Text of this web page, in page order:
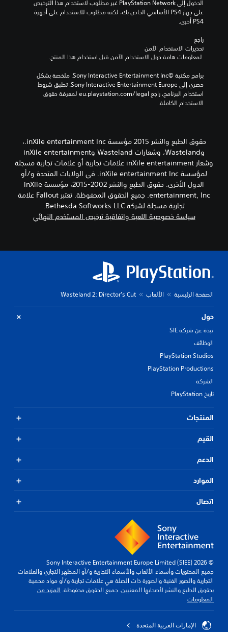
PS4 أخرى.
راجع
تحذيرات الاستخدام الآمن
الاستخدام الكاملة.
حقوق الطبع والنشر 2015 مؤسسة inXile entertainment Inc.،
وWasteland، وشعارات Wasteland وinXile entertainment
وشعار inXile entertainment علامات تجارية أو علامات تجارية مسجلة
لمؤسسة inXile entertainment Inc. في الولايات المتحدة و/أو
الدول الأخرى. حقوق الطبع والنشر 2002-2015، مؤسسة inXile
entertainment, Inc. جميع الحقوق المحفوظة. تعتبر Fallout علامة
تجارية مسجلة لشركة Bethesda Softworks LLC.
سياسة خصوصية اللعبة واتفاقية ترخيص المستخدم النهائي
الصفحة الرئيسية الألعاب Wasteland 2: Director's Cut
حول
نبذة عن شركة SIE
الوظائف
PlayStation Studios
PlayStation Productions
الشركة
تاريخ PlayStation
المنتجات
القيم
الدعم
الموارد
اتصال
© 2026 Sony Interactive Entertainment Europe Limited (SIEE)
جميع المحتويات وأسماء الألعاب والأسماء التجارية و/أو المظهر التجاري والعلامات
التجارية والصور الفنية والصورة ذات الصلة هي علامات تجارية و/أو مواد محمية
بحقوق الطبع والنشر لأصحابها المعنيين. جميع الحقوق محفوظة. المزيد من
المعلومات
الإمارات العربية المتحدة